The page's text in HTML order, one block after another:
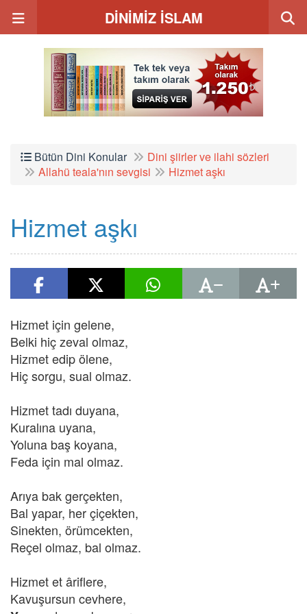
DİNİMİZ İSLAM
Bütün Dini Konular
Dini şiirler ve ilahi sözleri
Allahü teala'nın sevgisi
Hizmet aşkı
Hizmet aşkı
Hizmet için gelene,
Belki hiç zeval olmaz,
Hizmet edip ölene,
Hiç sorgu, sual olmaz.
Hizmet tadı duyana,
Kuralına uyana,
Yoluna baş koyana,
Feda için mal olmaz.
Arıya bak gerçekten,
Bal yapar, her çiçekten,
Sinekten, örümcekten,
Reçel olmaz, bal olmaz.
Hizmet et âriflere,
Kavuşursun cevhere,